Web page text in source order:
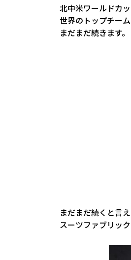
北中米ワールドカ
世界のトップチー
まだまだ続きます。
まだまだ続くと言
スーツファブリッ